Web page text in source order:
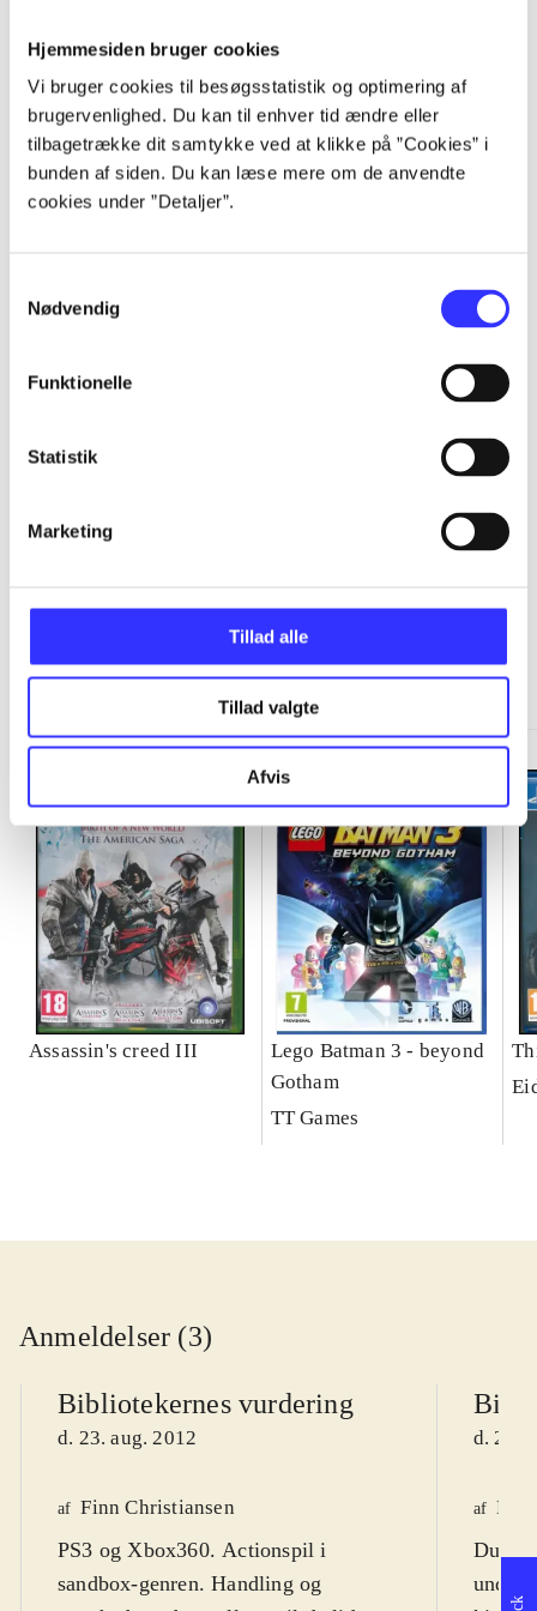
Hjemmesiden bruger cookies
Vi bruger cookies til besøgsstatistik og optimering af
brugervenlighed. Du kan til enhver tid ændre eller
tilbagetrække dit samtykke ved at klikke på ”Cookies” i
bunden af siden. Du kan læse mere om de anvendte
cookies under ”Detaljer”.
Nødvendig
Funktionelle
Statistik
Marketing
Tillad alle
Tillad valgte
Afvis
Artikler
Alle registrerede artikler fordelt på udgivelser
...
Minder om
Assassin's creed III
Lego Batman 3 - beyond
Gotham
TT Games
Anmeldelser (3)
Bibliotekernes vurdering
d. 23. aug. 2012
af Finn Christiansen
PS3 og Xbox360. Actionspil i
sandbox-genren. Handling og
d. 25.
af
Du er